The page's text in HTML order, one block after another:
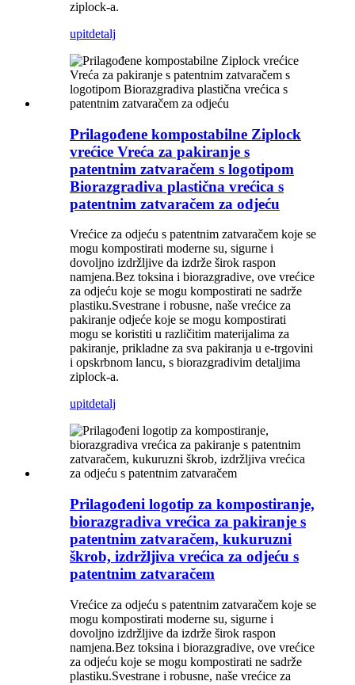
ziplock-a.
upitdetalj
Prilagođene kompostabilne Ziplock
vrećice Vreća za pakiranje s
patentnim zatvaračem s logotipom
Biorazgradiva plastična vrećica s
patentnim zatvaračem za odjeću
Vrećice za odjeću s patentnim zatvaračem koje se
mogu kompostirati moderne su, sigurne i
dovoljno izdržljive da izdrže širok raspon
namjena.Bez toksina i biorazgradive, ove vrećice
za odjeću koje se mogu kompostirati ne sadrže
plastiku.Svestrane i robusne, naše vrećice za
pakiranje odjeće koje se mogu kompostirati
mogu se koristiti u različitim materijalima za
pakiranje, prikladne za sva pakiranja u e-trgovini
i opskrbnom lancu, s biorazgradivim detaljima
ziplock-a.
upitdetalj
Prilagođeni logotip za kompostiranje,
biorazgradiva vrećica za pakiranje s
patentnim zatvaračem, kukuruzni
škrob, izdržljiva vrećica za odjeću s
patentnim zatvaračem
Vrećice za odjeću s patentnim zatvaračem koje se
mogu kompostirati moderne su, sigurne i
dovoljno izdržljive da izdrže širok raspon
namjena.Bez toksina i biorazgradive, ove vrećice
za odjeću koje se mogu kompostirati ne sadrže
plastiku.Svestrane i robusne, naše vrećice za